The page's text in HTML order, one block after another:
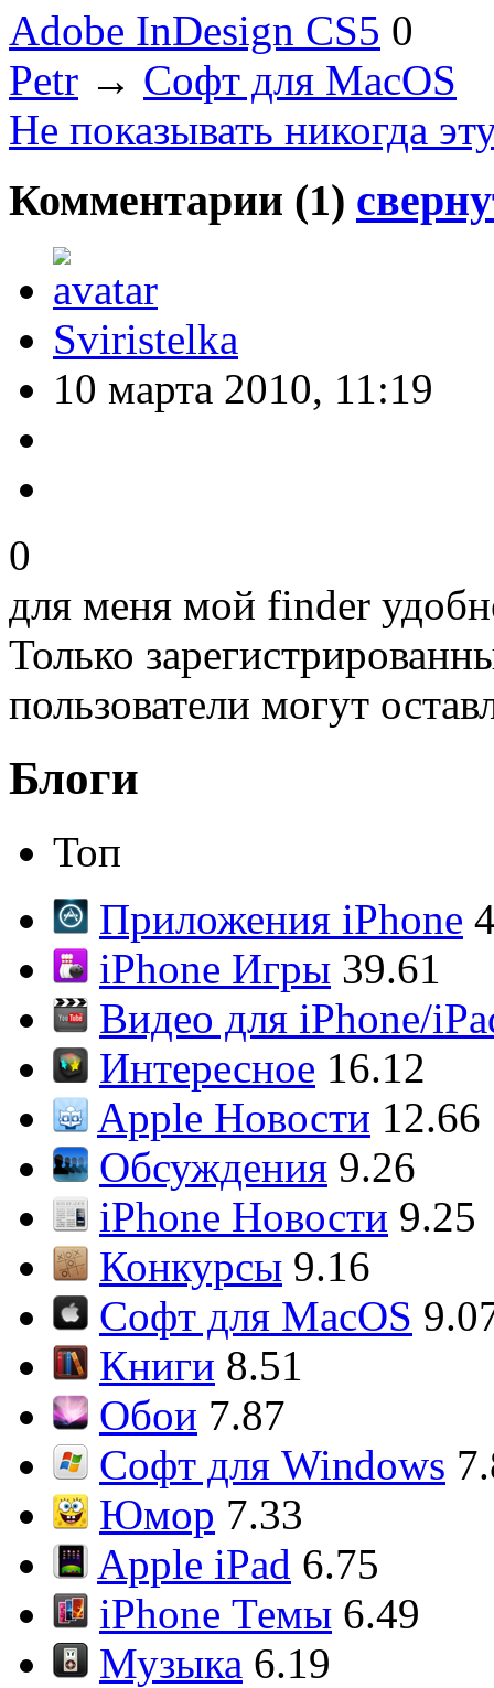
Adobe InDesign CS5 0
Petr → Софт для MacOS
Не показывать никогда
Комментарии (1)
Sviristelka
10 марта 2010, 11:19
0
для меня мой finder
Только
пользователи могут
Блоги
Топ
Приложения iPhone
iPhone Игры 39.61
Видео для iPhone/
Интересное 16.12
Apple Новости 12.66
Обсуждения 9.26
iPhone Новости 9.25
Конкурсы 9.16
Софт для MacOS
Книги 8.51
Обои 7.87
Софт для Windows
Юмор 7.33
Apple iPad 6.75
iPhone Темы 6.49
Музыка 6.19